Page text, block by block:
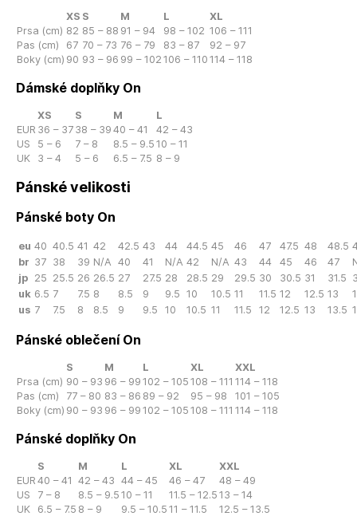
XS S M L
XL
Prsa (cm) 82 85 – 88 91 – 94 98 – 102 106 – 111
Pas (cm)
67 70 – 73 76 – 79 83 – 87
92 – 97
Boky (cm) 90 93 – 96 99 – 102 106 – 110 114 – 118
Dámské doplňky On
XS S M
L
EUR 36 – 37 38 – 39 40 – 41
42 – 43
US
5 – 6 7 – 8 8.5 – 9.5 10 – 11
UK
3 – 4 5 – 6 6.5 – 7.5 8 – 9
Pánské velikosti
Pánské boty On
eu 40 40.5 41 42 42.5 43 44 44.5 45 46 47 47.5 48 48.5
br 37 38 39 N/A 40 41 N/A 42 N/A 43 44 45 46 47
jp 25 25.5 26 26.5 27 27.5 28 28.5 29 29.5 30 30.5 31 31.5
uk 6.5 7 7.5 8 8.5 9 9.5 10 10.5 11 11.5 12 12.5 13
us 7 7.5 8 8.5 9 9.5 10 10.5 11 11.5 12 12.5 13 13.5
Pánské oblečení On
S M L XL
XXL
Prsa (cm) 90 – 93 96 – 99 102 – 105 108 – 111 114 – 118
Pas (cm)
77 – 80 83 – 86 89 – 92 95 – 98
101 – 105
Boky (cm) 90 – 93 96 – 99 102 – 105 108 – 111 114 – 118
Pánské doplňky On
S M L XL
XXL
EUR 40 – 41 42 – 43 44 – 45 46 – 47
48 – 49
US
7 – 8 8.5 – 9.5 10 – 11 11.5 – 12.5 13 – 14
UK
6.5 – 7.5 8 – 9 9.5 – 10.5 11 – 11.5
12.5 – 13.5